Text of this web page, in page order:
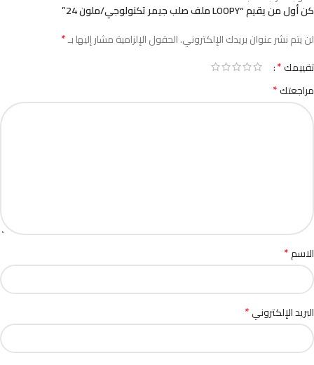
كن أول من يقيم “LOOPY ملف صلب جيمر تكنولوجي/ملون 24”
لن يتم نشر عنوان بريدك الإلكتروني.الحقول الإلزامية مشار إليها بـ*
تقييمك*
مراجعتك*
الاسم*
البريد الإلكتروني*